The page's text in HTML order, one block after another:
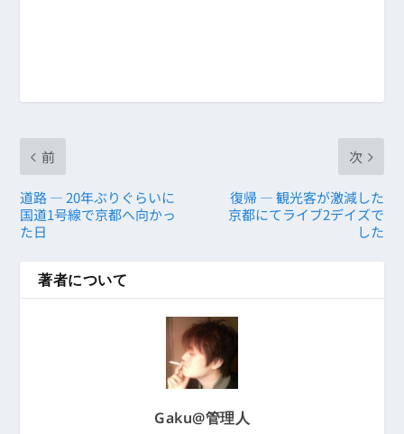
前
道路 ― 20年ぶりぐらいに
国道1号線で京都へ向かっ
た日
次
復帰 ― 観光客が激減した
京都にてライブ2デイズで
した
著者について
Gaku@管理人